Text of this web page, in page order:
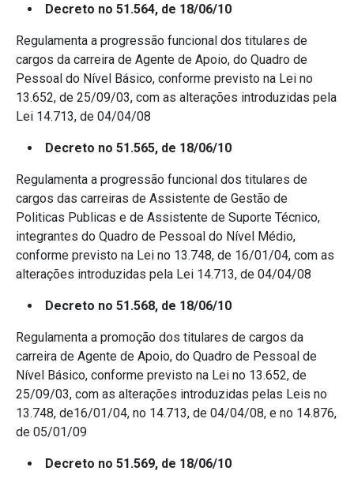
Decreto no 51.564, de 18/06/10
Regulamenta a progressão funcional dos titulares de
cargos da carreira de Agente de Apoio, do Quadro de
Pessoal do Nível Básico, conforme previsto na Lei no
13.652, de 25/09/03, com as alterações introduzidas pela
Lei 14.713, de 04/04/08
Decreto no 51.565, de 18/06/10
Regulamenta a progressão funcional dos titulares de
cargos das carreiras de Assistente de Gestão de
Politicas Publicas e de Assistente de Suporte Técnico,
integrantes do Quadro de Pessoal do Nível Médio,
conforme previsto na Lei no 13.748, de 16/01/04, com as
alterações introduzidas pela Lei 14.713, de 04/04/08
Decreto no 51.568, de 18/06/10
Regulamenta a promoção dos titulares de cargos da
carreira de Agente de Apoio, do Quadro de Pessoal de
Nível Básico, conforme previsto na Lei no 13.652, de
25/09/03, com as alterações introduzidas pelas Leis no
13.748, de16/01/04, no 14.713, de 04/04/08, e no 14.876,
de 05/01/09
Decreto no 51.569, de 18/06/10